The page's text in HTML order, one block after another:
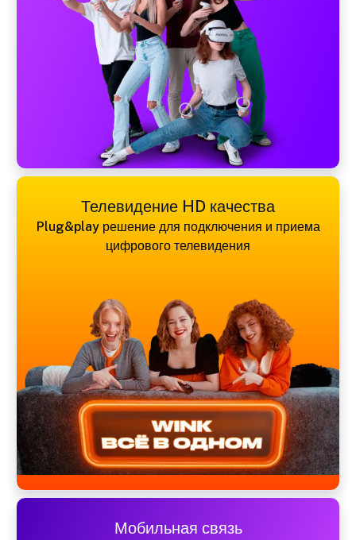
Телевидение HD качества
Plug&play решение для подключения и приема
цифрового телевидения
Мобильная связь